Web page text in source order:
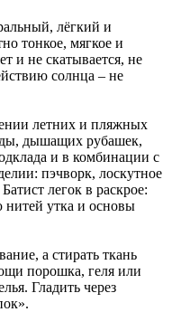
лёгкий и
тонкое, мягкое и
и не скатывается, не
солнца – не
летних и пляжных
дышащих рубашек,
и в комбинации с
пэчворк, лоскутное
легок в раскрое:
нитей утка и основы
а стирать ткань
порошка, геля или
Гладить через